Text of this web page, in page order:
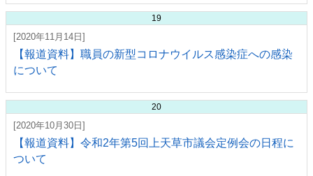
19
[2020年11月14日]
【報道資料】職員の新型コロナウイルス感染症への感染
について
20
[2020年10月30日]
【報道資料】令和2年第5回上天草市議会定例会の日程に
ついて